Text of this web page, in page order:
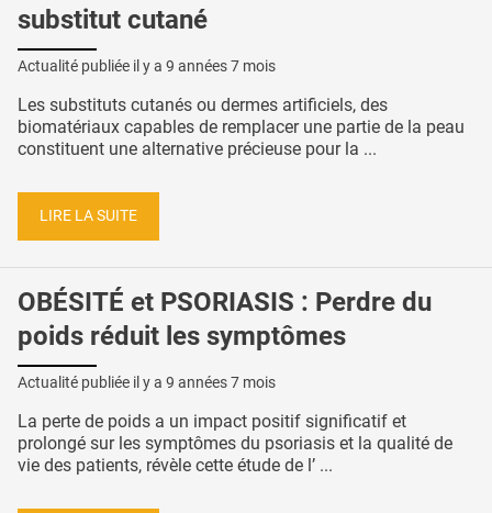
substitut cutané
Actualité publiée il y a 9 années 7 mois
Les substituts cutanés ou dermes artificiels, des
biomatériaux capables de remplacer une partie de la peau
constituent une alternative précieuse pour la ...
LIRE LA SUITE
OBÉSITÉ et PSORIASIS : Perdre du
poids réduit les symptômes
Actualité publiée il y a 9 années 7 mois
La perte de poids a un impact positif significatif et
prolongé sur les symptômes du psoriasis et la qualité de
vie des patients, révèle cette étude de l’ ...